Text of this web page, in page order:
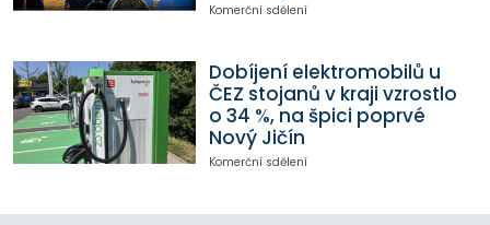
Komerční sdělení
Dobíjení elektromobilů u
ČEZ stojanů v kraji vzrostlo
o 34 %, na špici poprvé
Nový Jičín
Komerční sdělení